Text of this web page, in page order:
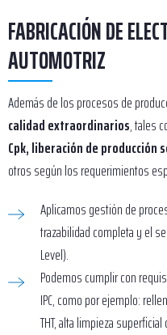
FABRICACIÓN DE
AUTOMOTRIZ
Además de los procesos de
calidad extraordinarios, tales
Cpk, liberación de producción
otros según los requerimientos
Aplicamos gestión de
trazabilidad completa y el
Level).
Podemos cumplir con
IPC, como por ejemplo:
THT, alta limpieza